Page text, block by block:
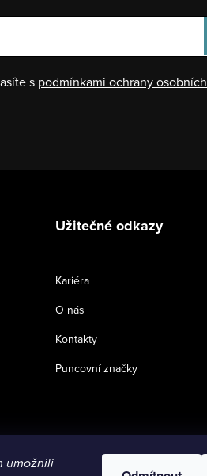
umožnili
s podmínkami ochrany
Užitečné odkazy
Kariéra
O nás
Kontakty
Puncovní značky